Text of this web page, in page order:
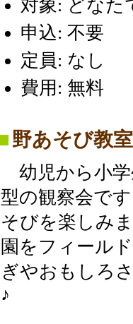
対象: どなた
申込: 不要
定員: なし
費用: 無料
野あそび教
幼児から小学
型の観察会で
そびを楽しみ
園をフィール
ぎやおもしろ
♪